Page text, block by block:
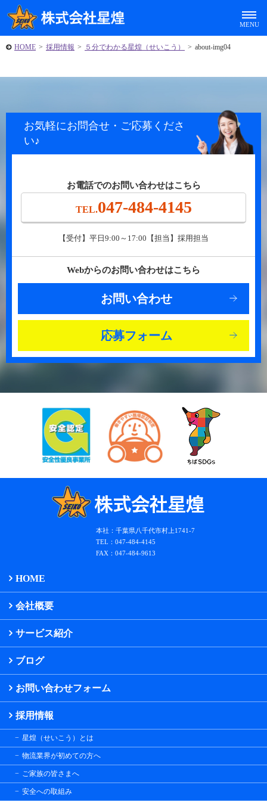
HOME > 採用情報 > ５分でわかる星煌（せいこう） > about-img04
お気軽にお問合せ・ご応募くださ
い♪
お電話でのお問い合わせはこちら
TEL.047-484-4145
【受付】平日9:00～17:00【担当】採用担当
Webからのお問い合わせはこちら
お問い合わせ
応募フォーム
本社：千葉県八千代市村上1741-7
TEL：047-484-4145
FAX：047-484-9613
HOME
会社概要
サービス紹介
ブログ
お問い合わせフォーム
採用情報
星煌（せいこう）とは
物流業界が初めての方へ
ご家族の皆さまへ
安全への取組み